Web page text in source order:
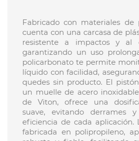
Fabricado con materiales de
cuenta con una carcasa de
resistente a impactos y al
garantizando un uso
policarbonato te permite
líquido con facilidad,
quedes sin producto. El
un muelle de acero
de Viton, ofrece una
suave, evitando derrames
eficiencia de cada aplicación.
fabricada en polipropileno,